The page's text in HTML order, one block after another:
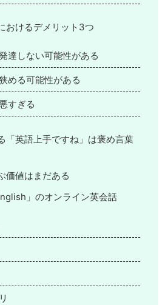
おけるデメリット3つ
達しない可能性がある
める可能性がある
すぎる
「英語上手ですね」は褒め言葉
価値はまだある
」のオンライン英会話